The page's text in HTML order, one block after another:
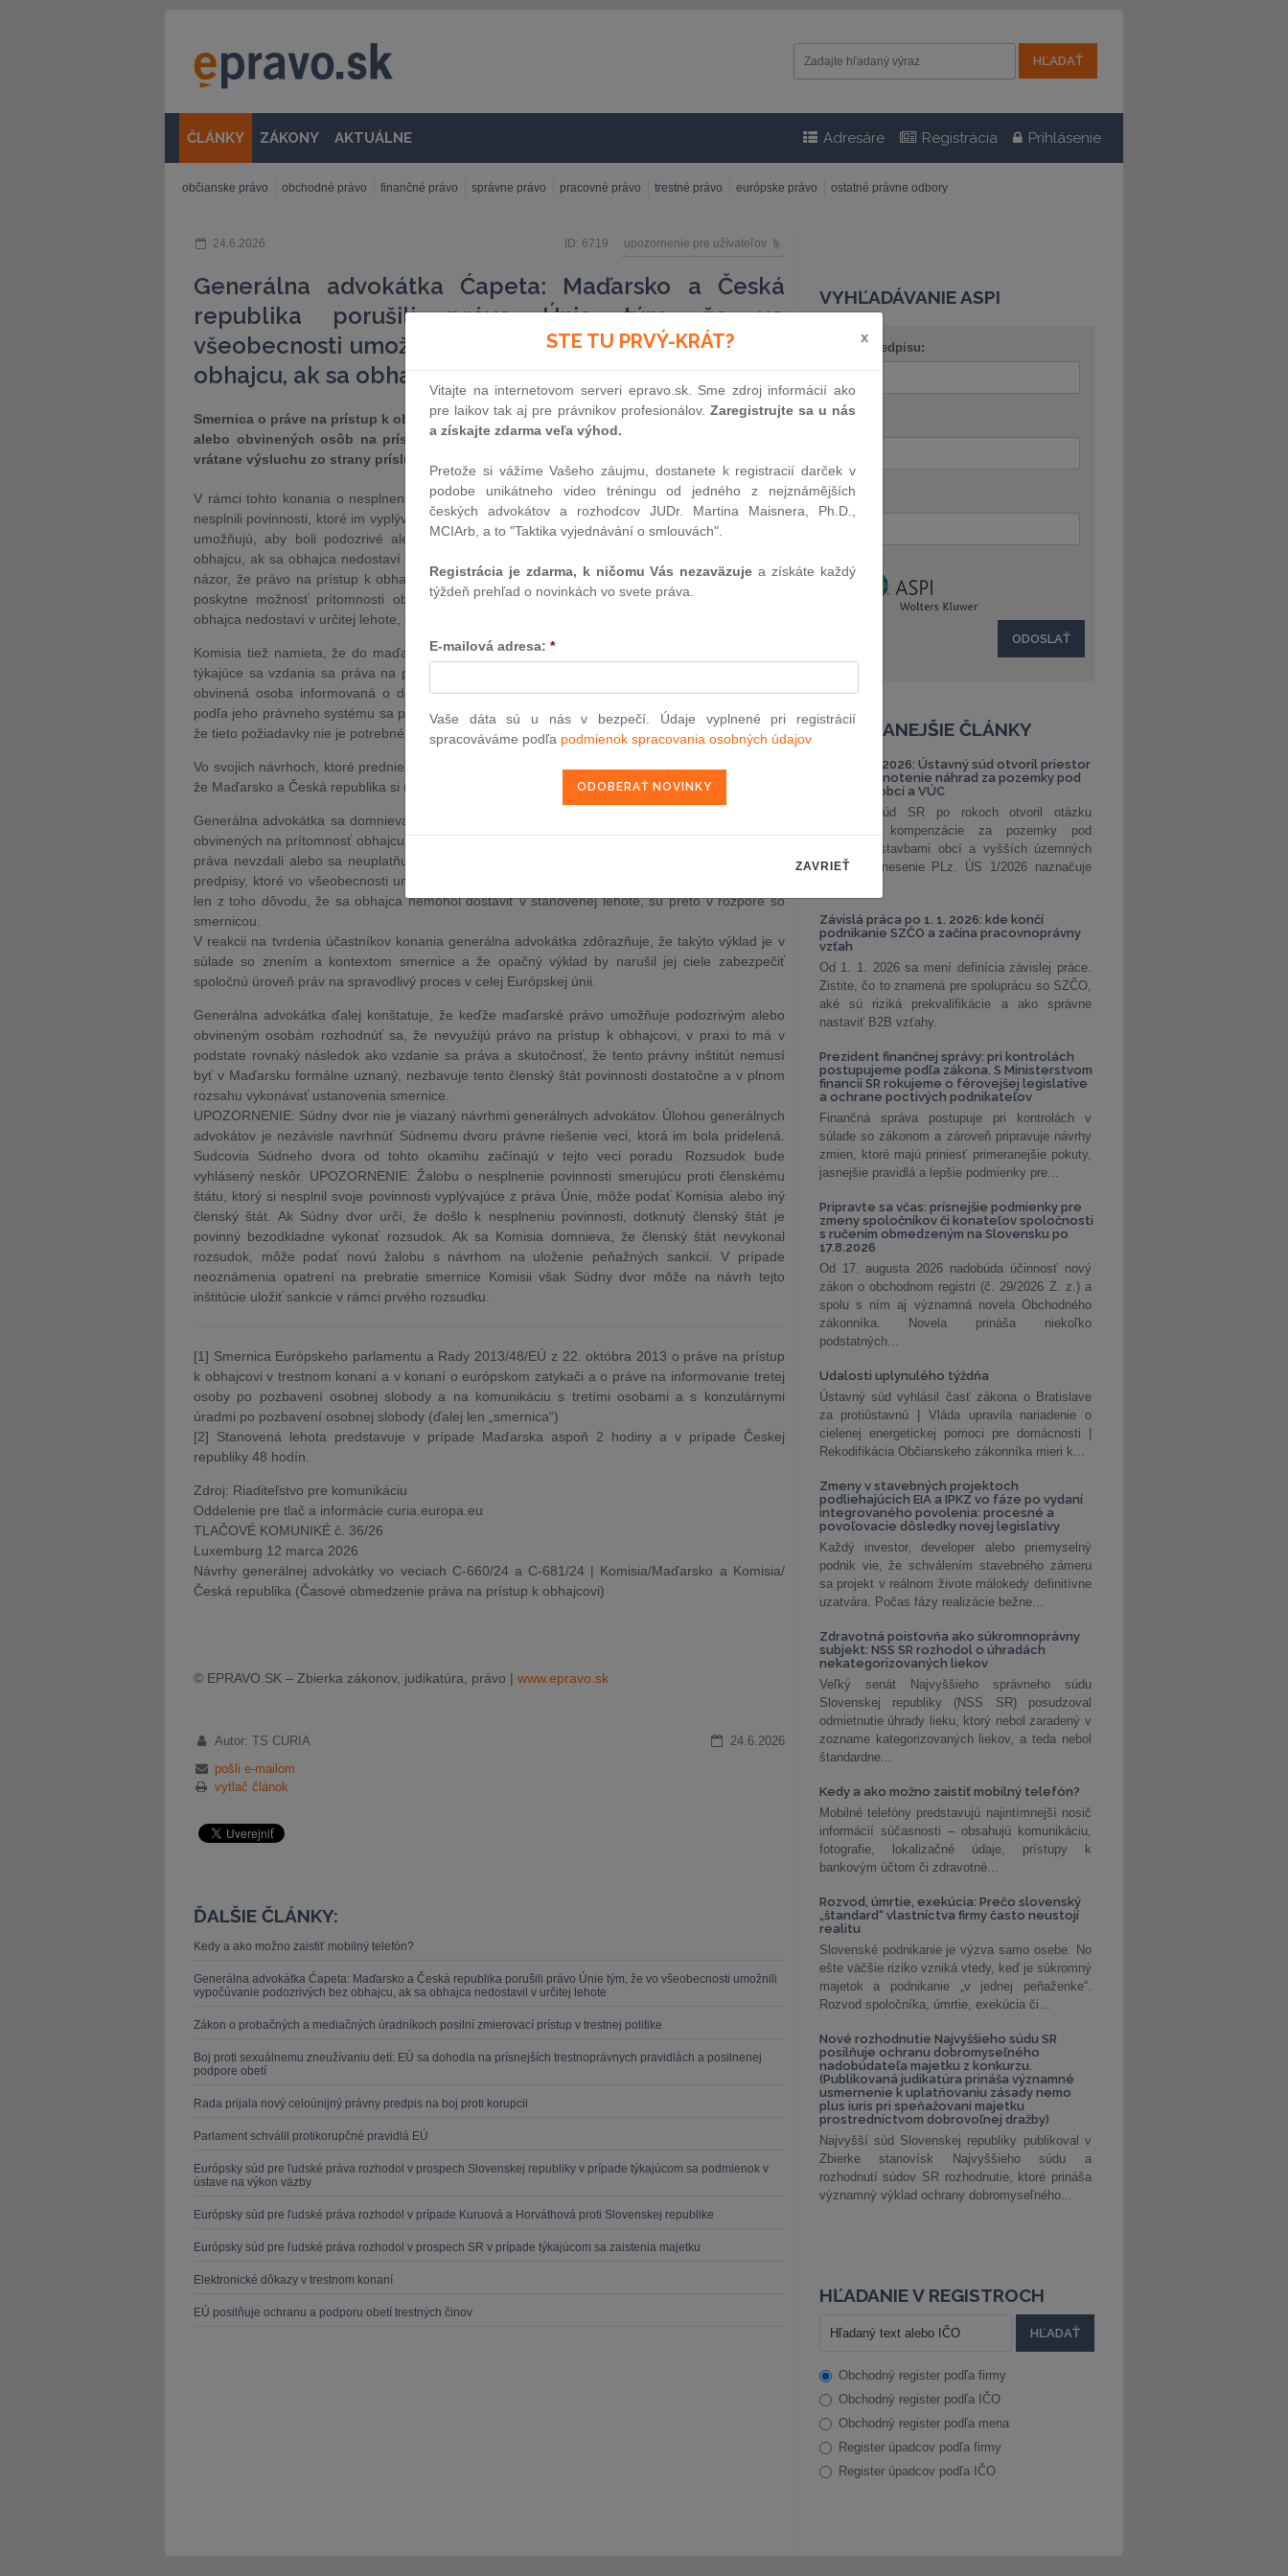
ČLÁNKY ZÁKONY AKTUÁLNE Adresáre Registrácia Prihlásenie
občianske právo obchodné právo finančné právo správne právo pracovné právo trestné právo európske právo ostatné právne odbory
24.6.2026 ID: 6719 upozornenie pre užívateľov
Generálna advokátka Ćapeta: Maďarsko a Česká
republika porušili právo Únie tým, že vo
všeobecnosti umožnili vypočúvanie podozrivých bez
obhajcu, ak sa obhajca nedostavil v určitej lehote
Smernica o práve na prístup k obhajcovi v trestnom konaní1 stanovuje právo podozrivých
alebo obvinených osôb na prístup k obhajcovi vo všetkých fázach trestného konania,
vrátane výsluchu zo strany príslušných orgánov.
V rámci tohto konania o nesplnení povinnosti Komisia tvrdí, že Maďarsko a Česká republika si
nesplnili povinnosti, ktoré im vyplývajú zo smernice, pretože ich právne predpisy vo všeobecnosti
umožňujú, aby boli podozrivé alebo obvinené osoby vypočuté orgánmi bez prítomnosti ich
obhajcu, ak sa obhajca nedostaví v určitej lehote.2 Maďarsko a Česká republika však zastávajú
názor, že právo na prístup k obhajcovi stanovené v smernici je dodržané, ak sa týmto osobám
poskytne možnosť prítomnosti obhajcu. Z tohto dôvodu možnosť uskutočniť výsluch, ak sa
obhajca nedostaví v určitej lehote, nepredstavuje výnimku z tohto práva.
Komisia tiež namieta, že do maďarského práva neboli prebrané osobitné požiadavky smernice
týkajúce sa vzdania sa práva na prístup k obhajcovi, ktoré vyžadujú, aby bola podozrivá alebo
obvinená osoba informovaná o dôsledkoch vzdania sa tohto práva. Maďarsko však tvrdí, že
podľa jeho právneho systému sa práva na prístup k obhajcovi nemožno vzdať, a preto usudzuje,
že tieto požiadavky nie je potrebné preberať.
Vo svojich návrhoch, ktoré predniesla dnes, generálna advokátka Tamara Ćapeta zastáva názor,
že Maďarsko a Česká republika si nesplnili svoje povinnosti vyplývajúce z práva Únie.
Generálna advokátka sa domnieva, že smernica stanovuje všeobecné právo podozrivých alebo
obvinených na prítomnosť obhajcu počas výsluchu zo strany príslušných orgánov, pokiaľ sa tohto
práva nevzdali alebo sa neuplatňuje výnimka stanovená v smernici. Maďarské a české právne
predpisy, ktoré vo všeobecnosti umožňujú vypočúvanie týchto osôb bez prítomnosti ich obhajcu
len z toho dôvodu, že sa obhajca nemohol dostaviť v stanovenej lehote, sú preto v rozpore so
smernicou.
V reakcii na tvrdenia účastníkov konania generálna advokátka zdôrazňuje, že takýto výklad je v
súlade so znením a kontextom smernice a že opačný výklad by narušil jej ciele zabezpečiť
spoločnú úroveň práv na spravodlivý proces v celej Európskej únii.
Generálna advokátka ďalej konštatuje, že keďže maďarské právo umožňuje podozrivým alebo
obvineným osobám rozhodnúť sa, že nevyužijú právo na prístup k obhajcovi, v praxi to má v
podstate rovnaký následok ako vzdanie sa práva a skutočnosť, že tento právny inštitút nemusí
byť v Maďarsku formálne uznaný, nezbavuje tento členský štát povinnosti dostatočne a v plnom
rozsahu vykonávať ustanovenia smernice.
UPOZORNENIE: Súdny dvor nie je viazaný návrhmi generálnych advokátov. Úlohou generálnych
advokátov je nezávisle navrhnúť Súdnemu dvoru právne riešenie veci, ktorá im bola pridelená.
Sudcovia Súdneho dvora od tohto okamihu začínajú v tejto veci poradu. Rozsudok bude
vyhlásený neskôr. UPOZORNENIE: Žalobu o nesplnenie povinnosti smerujúcu proti členskému
štátu, ktorý si nesplnil svoje povinnosti vyplývajúce z práva Únie, môže podať Komisia alebo iný
členský štát. Ak Súdny dvor určí, že došlo k nesplneniu povinnosti, dotknutý členský štát je
povinný bezodkladne vykonať rozsudok. Ak sa Komisia domnieva, že členský štát nevykonal
rozsudok, môže podať novú žalobu s návrhom na uloženie peňažných sankcií. V prípade
neoznámenia opatrení na prebratie smernice Komisii však Súdny dvor môže na návrh tejto
inštitúcie uložiť sankcie v rámci prvého rozsudku.
[1] Smernica Európskeho parlamentu a Rady 2013/48/EÚ z 22. októbra 2013 o práve na prístup
k obhajcovi v trestnom konaní a v konaní o európskom zatykači a o práve na informovanie tretej
osoby po pozbavení osobnej slobody a na komunikáciu s tretími osobami a s konzulárnymi
úradmi po pozbavení osobnej slobody (ďalej len „smernica“)
[2] Stanovená lehota predstavuje v prípade Maďarska aspoň 2 hodiny a v prípade Českej
republiky 48 hodín.
Zdroj: Riaditeľstvo pre komunikáciu
Oddelenie pre tlač a informácie curia.europa.eu
TLAČOVÉ KOMUNIKÉ č. 36/26
Luxemburg 12 marca 2026
Návrhy generálnej advokátky vo veciach C-660/24 a C-681/24 | Komisia/Maďarsko a Komisia/
Česká republika (Časové obmedzenie práva na prístup k obhajcovi)
© EPRAVO.SK – Zbierka zákonov, judikatúra, právo | www.epravo.sk
Autor: TS CURIA
24.6.2026
pošli e-mailom
vytlač článok
ĎALŠIE ČLÁNKY:
Kedy a ako možno zaistiť mobilný telefón?
Generálna advokátka Ćapeta: Maďarsko a Česká republika porušili právo Únie tým, že vo všeobecnosti umožnili
vypočúvanie podozrivých bez obhajcu, ak sa obhajca nedostavil v určitej lehote
Zákon o probačných a mediačných úradníkoch posilní zmierovací prístup v trestnej politike
Boj proti sexuálnemu zneužívaniu detí: EÚ sa dohodla na prísnejších trestnoprávnych pravidlách a posilnenej
podpore obetí
Rada prijala nový celoúnijný právny predpis na boj proti korupcii
Parlament schválil protikorupčné pravidlá EÚ
Európsky súd pre ľudské práva rozhodol v prospech Slovenskej republiky v prípade týkajúcom sa podmienok v
ústave na výkon väzby
Európsky súd pre ľudské práva rozhodol v prípade Kuruová a Horváthová proti Slovenskej republike
Európsky súd pre ľudské práva rozhodol v prospech SR v prípade týkajúcom sa zaistenia majetku
Elektronické dôkazy v trestnom konaní
EÚ posilňuje ochranu a podporu obetí trestných činov
VYHĽADÁVANIE ASPI
Číslo predpisu:
Text:
NAJČÍTANEJŠIE ČLÁNKY
PLz. ÚS 1/2026: Ústavný súd otvoril priestor
na prehodnotenie náhrad za pozemky pod
stavbami obcí a VÚC
Ústavný súd SR po rokoch otvoril otázku
primeranej kompenzácie za pozemky pod
verejnými stavbami obcí a vyšších územných
celkov. Uznesenie PLz. ÚS 1/2026 naznačuje
odklon od...
Závislá práca po 1. 1. 2026: kde končí
podnikanie SZČO a začína pracovnoprávny
vzťah
Od 1. 1. 2026 sa mení definícia závislej práce.
Zistite, čo to znamená pre spoluprácu so SZČO,
aké sú riziká prekvalifikácie a ako správne
nastaviť B2B vzťahy.
Prezident finančnej správy: pri kontrolách
postupujeme podľa zákona. S Ministerstvom
financií SR rokujeme o férovejšej legislatíve
a ochrane poctivých podnikateľov
Finančná správa postupuje pri kontrolách v
súlade so zákonom a zároveň pripravuje návrhy
zmien, ktoré majú priniesť primeranejšie pokuty,
jasnejšie pravidlá a lepšie podmienky pre...
Pripravte sa včas: prísnejšie podmienky pre
zmeny spoločníkov či konateľov spoločnosti
s ručením obmedzeným na Slovensku po
17.8.2026
Od 17. augusta 2026 nadobúda účinnosť nový
zákon o obchodnom registri (č. 29/2026 Z. z.) a
spolu s ním aj významná novela Obchodného
zákonníka. Novela prináša niekoľko
podstatných...
Udalosti uplynulého týždňa
Ústavný súd vyhlásil časť zákona o Bratislave
za protiústavnú | Vláda upravila nariadenie o
cielenej energetickej pomoci pre domácnosti |
Rekodifikácia Občianskeho zákonníka mieri k...
Zmeny v stavebných projektoch
podliehajúcich EIA a IPKZ vo fáze po vydaní
integrovaného povolenia: procesné a
povoľovacie dôsledky novej legislatívy
Každý investor, developer alebo priemyselný
podnik vie, že schválením stavebného zámeru
sa projekt v reálnom živote málokedy definitívne
uzatvára. Počas fázy realizácie bežne...
Zdravotná poisťovňa ako súkromnoprávny
subjekt: NSS SR rozhodol o úhradách
nekategorizovaných liekov
Veľký senát Najvyššieho správneho súdu
Slovenskej republiky (NSS SR) posudzoval
odmietnutie úhrady lieku, ktorý nebol zaradený v
zozname kategorizovaných liekov, a teda nebol
štandardne...
Kedy a ako možno zaistiť mobilný telefón?
Mobilné telefóny predstavujú najintímnejší nosič
informácií súčasnosti – obsahujú komunikáciu,
fotografie, lokalizačné údaje, prístupy k
bankovým účtom či zdravotné...
Rozvod, úmrtie, exekúcia: Prečo slovenský
„štandard“ vlastníctva firmy často neustojí
realitu
Slovenské podnikanie je výzva samo osebe. No
ešte väčšie riziko vzniká vtedy, keď je súkromný
majetok a podnikanie „v jednej peňaženke“.
Rozvod spoločníka, úmrtie, exekúcia či...
Nové rozhodnutie Najvyššieho súdu SR
posilňuje ochranu dobromyseľného
nadobúdateľa majetku z konkurzu.
(Publikovaná judikatúra prináša významné
usmernenie k uplatňovaniu zásady nemo
plus iuris pri speňažovaní majetku
prostredníctvom dobrovoľnej dražby)
Najvyšší súd Slovenskej republiky publikoval v
Zbierke stanovísk Najvyššieho súdu a
rozhodnutí súdov SR rozhodnutie, ktoré prináša
významný výklad ochrany dobromyseľného...
HĽADANIE V REGISTROCH
Obchodný register podľa firmy
Obchodný register podľa IČO
Obchodný register podľa mena
Register úpadcov podľa firmy
Register úpadcov podľa IČO
STE TU PRVÝ-KRÁT? x
Vitajte na internetovom serveri epravo.sk. Sme zdroj informácií ako
pre laikov tak aj pre právnikov profesionálov. Zaregistrujte sa u nás
a získajte zdarma veľa výhod.
Pretože si vážíme Vašeho záujmu, dostanete k registracií darček v
podobe unikátneho video tréningu od jedného z nejznámějších
českých advokátov a rozhodcov JUDr. Martina Maisnera, Ph.D.,
MCIArb, a to "Taktika vyjednávání o smlouvách".
Registrácia je zdarma, k ničomu Vás nezaväzuje a získáte každý
týždeň prehľad o novinkách vo svete práva.
E-mailová adresa: *
Vaše dáta sú u nás v bezpečí. Údaje vyplnené pri registrácií
spracováváme podľa podmienok spracovania osobných údajov
ZAVRIEŤ